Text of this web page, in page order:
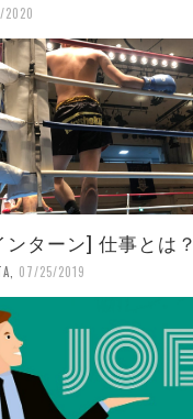
ターン] 仕事とは？
07/25/2019